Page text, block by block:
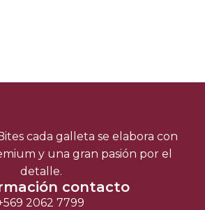
cada galleta se elabora con
y una gran pasión por el
detalle.
contacto
2062 7799